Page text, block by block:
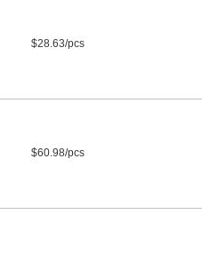
$28.63/pcs
$60.98/pcs